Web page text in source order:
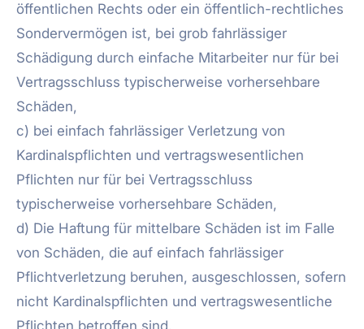
öffentlichen Rechts oder ein öffentlich-rechtliches
Sondervermögen ist, bei grob fahrlässiger
Schädigung durch einfache Mitarbeiter nur für bei
Vertragsschluss typischerweise vorhersehbare
Schäden,
c) bei einfach fahrlässiger Verletzung von
Kardinalspflichten und vertragswesentlichen
Pflichten nur für bei Vertragsschluss
typischerweise vorhersehbare Schäden,
d) Die Haftung für mittelbare Schäden ist im Falle
von Schäden, die auf einfach fahrlässiger
Pflichtverletzung beruhen, ausgeschlossen, sofern
nicht Kardinalspflichten und vertragswesentliche
Pflichten betroffen sind.